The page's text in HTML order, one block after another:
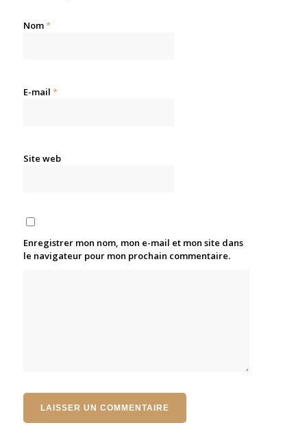
Nom*
E-mail *
Site web
Enregistrer mon nom, mon e-mail et mon site dans
le navigateur pour mon prochain commentaire.